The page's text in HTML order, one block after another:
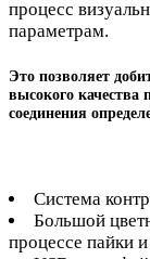
процесс
параметрам.
Это позволяет
высокого качества
соединения
Система
Большой
процессе пайки